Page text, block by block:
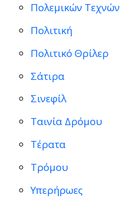
Πολεμικών Τεχνών
Πολιτική
Πολιτικό Θρίλερ
Σάτιρα
Σινεφίλ
Ταινία Δρόμου
Τέρατα
Τρόμου
Υπερήρωες